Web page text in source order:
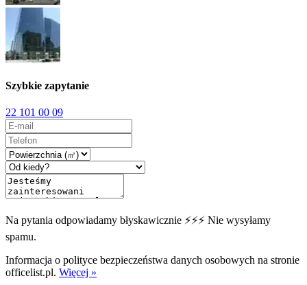
Szybkie zapytanie
22 101 00 09
Na pytania odpowiadamy błyskawicznie ⚡⚡⚡ Nie wysyłamy
spamu.
Informacja o polityce bezpieczeństwa danych osobowych na stronie
officelist.pl. Więcej »